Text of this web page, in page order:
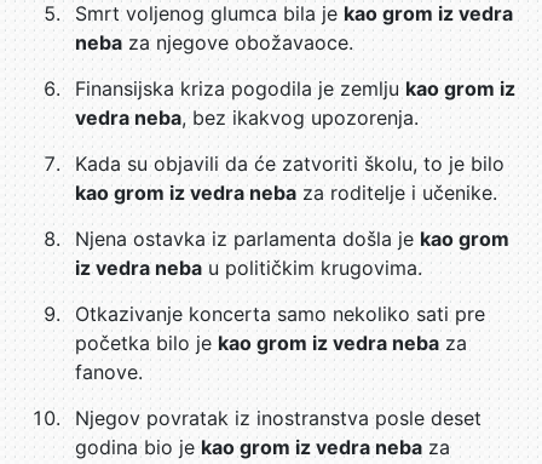
Smrt voljenog glumca bila je kao grom iz vedra
neba za njegove obožavaoce.
Finansijska kriza pogodila je zemljukao grom iz
vedra neba, bez ikakvog upozorenja.
Kada su objavili da će zatvoriti školu, to je bilo
kao grom iz vedra neba za roditelje i učenike.
Njena ostavka iz parlamenta došla je kao grom
iz vedra neba u političkim krugovima.
Otkazivanje koncerta samo nekoliko sati pre
početka bilo je kao grom iz vedra nebaza
fanove.
Njegov povratak iz inostranstva posle deset
godina bio jekao grom iz vedra neba za